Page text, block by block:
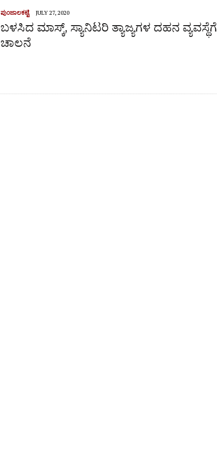
ಪುಂಜಾಲಕಟ್ಟೆ JULY 27, 2020
ಬಳಸಿದ ಮಾಸ್ಕ್, ಸ್ಯಾನಿಟರಿ ತ್ಯಾಜ್ಯಗಳ ದಹನ ವ್ಯವಸ್ಥೆಗೆ
ಚಾಲನೆ